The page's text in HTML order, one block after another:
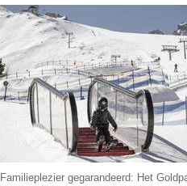
Familieplezier gegarandeerd: Het